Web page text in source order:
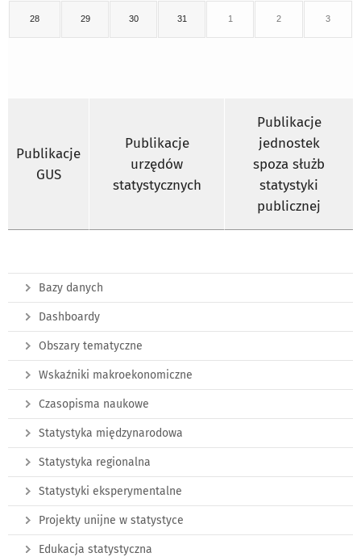
28 29 30 31 1 2 3
Publikacje
GUS
Publikacje
urzędów
statystycznych
Publikacje
jednostek
spoza służb
statystyki
publicznej
Bazy danych
Dashboardy
Obszary tematyczne
Wskaźniki makroekonomiczne
Czasopisma naukowe
Statystyka międzynarodowa
Statystyka regionalna
Statystyki eksperymentalne
Projekty unijne w statystyce
Edukacja statystyczna